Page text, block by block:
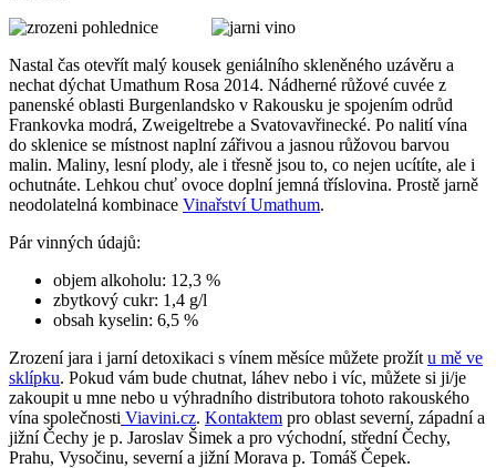
Nastal čas otevřít malý kousek geniálního skleněného uzávěru a
nechat dýchat Umathum Rosa 2014. Nádherné růžové cuvée z
panenské oblasti Burgenlandsko v Rakousku je spojením odrůd
Frankovka modrá, Zweigeltrebe a Svatovavřinecké. Po nalití vína
do sklenice se místnost naplní zářivou a jasnou růžovou barvou
malin. Maliny, lesní plody, ale i třesně jsou to, co nejen ucítíte, ale i
ochutnáte. Lehkou chuť ovoce doplní jemná tříslovina. Prostě jarně
neodolatelná kombinace Vinařství Umathum.
Pár vinných údajů:
objem alkoholu: 12,3 %
zbytkový cukr: 1,4 g/l
obsah kyselin: 6,5 %
Zrození jara i jarní detoxikaci s vínem měsíce můžete prožít u mě ve
sklípku. Pokud vám bude chutnat, láhev nebo i víc, můžete si ji/je
zakoupit u mne nebo u výhradního distributora tohoto rakouského
vína společnosti Viavini.cz. Kontaktem pro oblast severní, západní a
jižní Čechy je p. Jaroslav Šimek a pro východní, střední Čechy,
Prahu, Vysočinu, severní a jižní Morava p. Tomáš Čepek.